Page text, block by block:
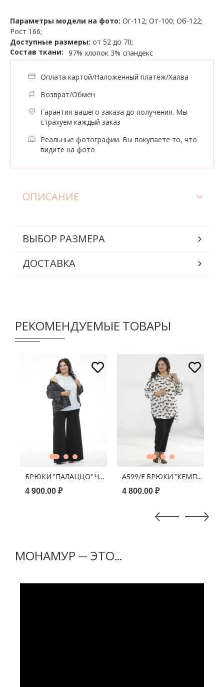
Параметры модели на фото: Ог-112; От-100; Об-122;
Рост 166;
Доступные размеры: от 52 до 70;
Состав ткани: 97% хлопок 3% спандекс
Оплата картой/Наложенный платёж/Халва
Возврат/Обмен
Гарантия вашего заказа до получения. Мы
страхуем каждый заказ
Реальные фотографии. Вы покупаете то, что
видите на фото
ОПИСАНИЕ
ВЫБОР РАЗМЕРА
ДОСТАВКА
РЕКОМЕНДУЕМЫЕ ТОВАРЫ
В КОРЗИНУ
БРЮКИ "ПАЛАЦЦО" ЧЕРНЫЙ
4 900.00 ₽
В КОРЗИНУ
А599/Е БРЮКИ "КЕМП"
4 800.00 ₽
МОНАМУР — ЭТО...